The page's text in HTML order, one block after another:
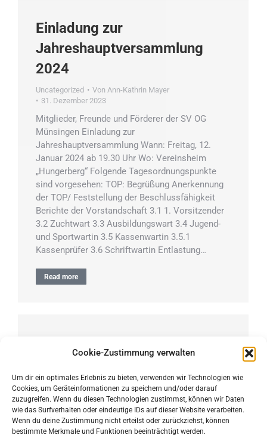
Cookie-Zustimmung verwalten
Um dir ein optimales Erlebnis zu bieten, verwenden wir Technologien wie
Cookies, um Geräteinformationen zu speichern und/oder darauf
zuzugreifen. Wenn du diesen Technologien zustimmst, können wir Daten
wie das Surfverhalten oder eindeutige IDs auf dieser Website verarbeiten.
Wenn du deine Zustimmung nicht erteilst oder zurückziehst, können
bestimmte Merkmale und Funktionen beeinträchtigt werden.
Einladung zur
Jahreshauptversammlung
2024
Uncategorized Von Ann-Kathrin Mayer
31. Dezember 2023
Mitglieder, Freunde und Förderer der SV OG
Münsingen Einladung zur
Jahreshauptversammlung Wann: Freitag, 12.
Januar 2024 ab 19.30 Uhr Wo: Vereinsheim
„Hungerberg“ Folgende Tagesordnungspunkte
sind vorgesehen: TOP: Begrüßung Anerkennung
der TOP/ Feststellung der Beschlussfähigkeit
Berichte der Vorstandschaft 3.1 1. Vorsitzender
3.2 Zuchtwart 3.3 Ausbildungswart 3.4 Jugend-
und Sportwartin 3.5 Kassenwartin 3.5.1
Kassenprüfer 3.6 Schriftwartin Entlastung…
Read more
19. August 2023
Dieses Jahr war es wieder soweit unser
Ortsgruppe durfte die LGA Württemberg 2023
ausrichten. Hier ein paar Impressionen